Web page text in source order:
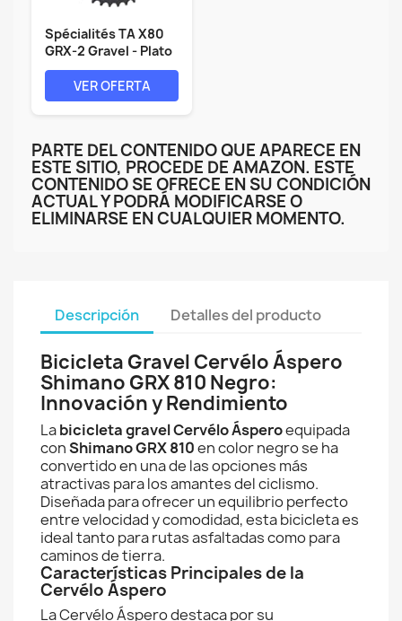
Spécialités TA X80
GRX-2 Gravel - Plato
de...
VER OFERTA
PARTE DEL CONTENIDO QUE APARECE EN
ESTE SITIO, PROCEDE DE AMAZON. ESTE
CONTENIDO SE OFRECE EN SU CONDICIÓN
ACTUAL Y PODRÁ MODIFICARSE O
ELIMINARSE EN CUALQUIER MOMENTO.
Descripción Detalles del producto
Bicicleta Gravel Cervélo Áspero
Shimano GRX 810 Negro:
Innovación y Rendimiento
Labicicleta gravel Cervélo Ásperoequipada
conShimano GRX 810en color negro se ha
convertido en una de las opciones más
atractivas para los amantes del ciclismo.
Diseñada para ofrecer un equilibrio perfecto
entre velocidad y comodidad, esta bicicleta es
ideal tanto para rutas asfaltadas como para
caminos de tierra.
Características Principales de la
Cervélo Áspero
La Cervélo Áspero destaca por su